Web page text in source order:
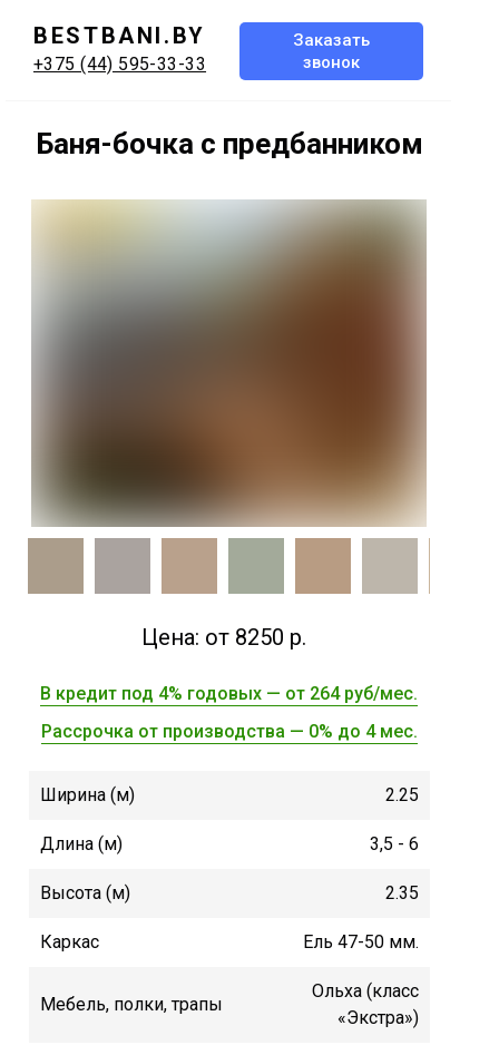
+375 (44) 595-33-33
Заказать
звонок
BESTBANI.BY
Баня-бочка с предбанником
Рассрочка от производства — 0% до 4 мес.
В кредит под 4% годовых — от 264 руб/мес.
Ширина (м) 2.25
Длина (м) 3,5 - 6
Высота (м) 2.35
Каркас Ель 47-50 мм.
Мебель, полки, трапы
Ольха (класс
«Экстра»)
Цена: от 8250 р.